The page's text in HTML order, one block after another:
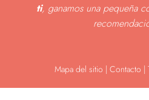
ti, ganamos una pequeña
Mapa del sitio | Contacto |